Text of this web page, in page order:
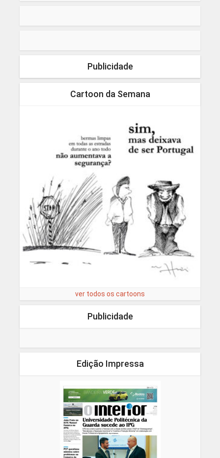
Publicidade
Cartoon da Semana
ver todos os cartoons
Publicidade
Edição Impressa